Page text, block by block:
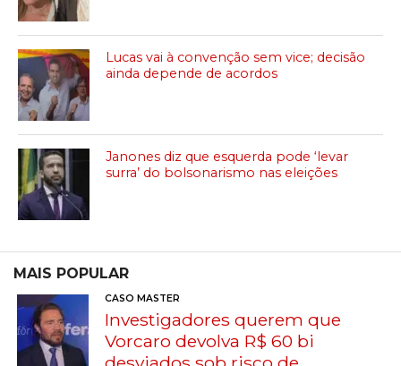
Lucas vai à convenção sem vice; decisão
ainda depende de acordos
Janones diz que esquerda pode ‘levar
surra’ do bolsonarismo nas eleições
MAIS POPULAR
CASO MASTER
Investigadores querem que
Vorcaro devolva R$ 60 bi